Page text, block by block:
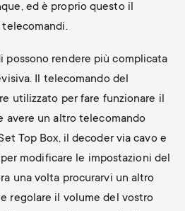
ed è proprio questo il
rendere più complicata
Il telecomando del
utilizzato per fare funzionare il
avere un altro telecomando
Top Box, il decoder via cavo e
modificare le impostazioni del
una volta procurarvi un altro
regolare il volume del vostro